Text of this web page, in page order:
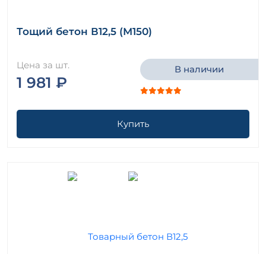
Тощий бетон В12,5 (М150)
Цена за шт.
1 981 ₽
В наличии
Купить